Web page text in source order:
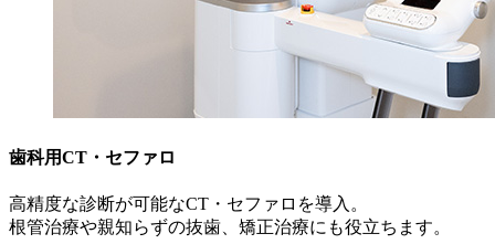
歯科用CT・セファロ
高精度な診断が可能なCT・セファロを導入。
根管治療や親知らずの抜歯、矯正治療にも役立ちます。